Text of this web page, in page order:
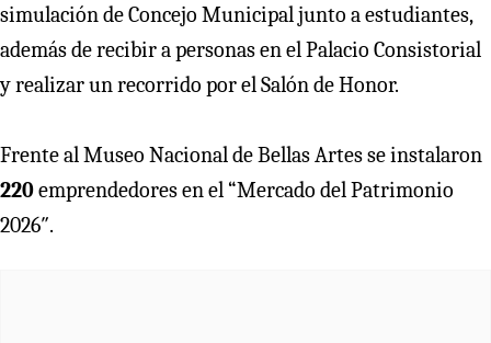
simulación de Concejo Municipal junto a estudiantes,
además de recibir a personas en el Palacio Consistorial
y realizar un recorrido por el Salón de Honor.
Frente al Museo Nacional de Bellas Artes se instalaron
220emprendedores en el “Mercado del Patrimonio
2026″.